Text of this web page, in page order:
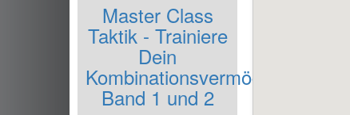
Master Class
Taktik - Trainiere
Dein
Kombinationsvermögen!
Band 1 und 2